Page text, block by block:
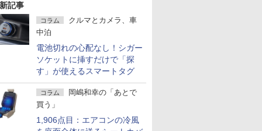
記事
コラム
クルマとカメラ、車
中泊
電池切れの心配なし！シガー
ソケットに挿すだけで「探
す」が使えるスマートタグ
コラム
岡嶋和幸の「あとで
買う」
1,906点目：エアコンの冷風